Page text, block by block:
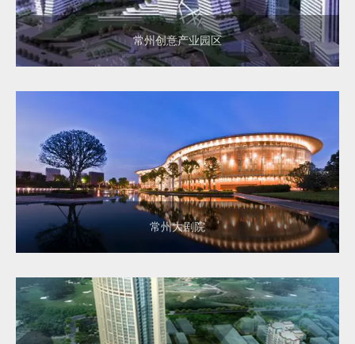
常州创意产业园区
常州大剧院